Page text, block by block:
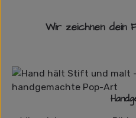
Wir zeichnen dein